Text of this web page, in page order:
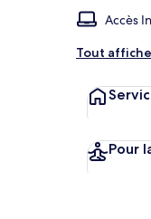
Accès
Tout
Pour